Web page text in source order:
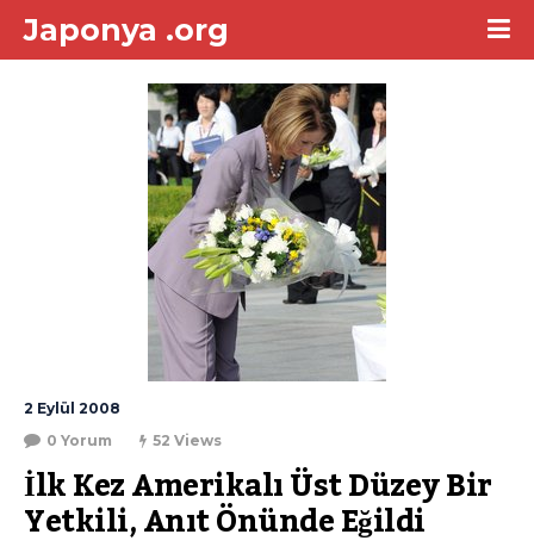
Japonya .org
2 Eylül 2008
0 Yorum
52 Views
İlk Kez Amerikalı Üst Düzey Bir
Yetkili, Anıt Önünde Eğildi